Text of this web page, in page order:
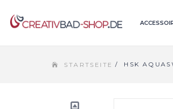
STARTSEITE / HSK